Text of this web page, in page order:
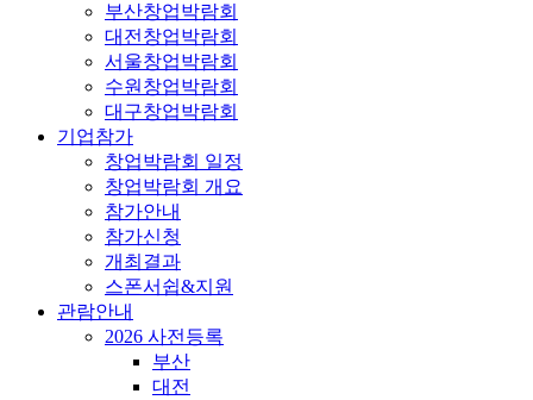
부산창업박람회
대전창업박람회
서울창업박람회
수원창업박람회
대구창업박람회
기업참가
창업박람회 일정
창업박람회 개요
참가안내
참가신청
개최결과
스폰서쉽&지원
관람안내
2026 사전등록
부산
대전